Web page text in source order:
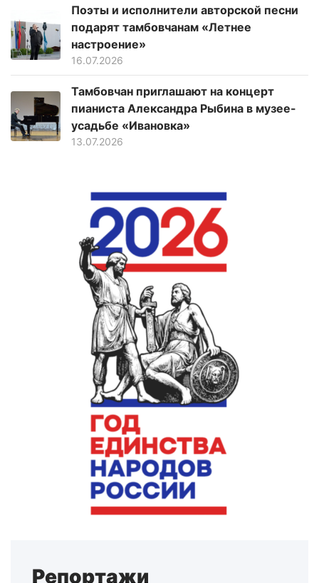
Поэты и исполнители авторской песни
подарят тамбовчанам «Летнее
настроение»
16.07.2026
Тамбовчан приглашают на концерт
пианиста Александра Рыбина в музее-
усадьбе «Ивановка»
13.07.2026
Репортажи